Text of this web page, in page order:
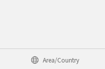
Area/Country